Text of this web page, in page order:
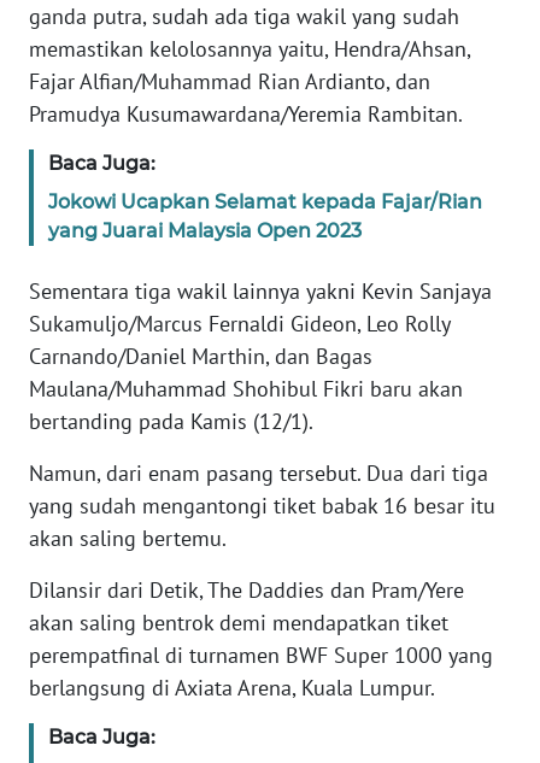
ganda putra, sudah ada tiga wakil yang sudah
memastikan kelolosannya yaitu, Hendra/Ahsan,
Fajar Alfian/Muhammad Rian Ardianto, dan
Pramudya Kusumawardana/Yeremia Rambitan.
Baca Juga:
Jokowi Ucapkan Selamat kepada Fajar/Rian
yang Juarai Malaysia Open 2023
Sementara tiga wakil lainnya yakni Kevin Sanjaya
Sukamuljo/Marcus Fernaldi Gideon, Leo Rolly
Carnando/Daniel Marthin, dan Bagas
Maulana/Muhammad Shohibul Fikri baru akan
bertanding pada Kamis (12/1).
Namun, dari enam pasang tersebut. Dua dari tiga
yang sudah mengantongi tiket babak 16 besar itu
akan saling bertemu.
Dilansir dari Detik, The Daddies dan Pram/Yere
akan saling bentrok demi mendapatkan tiket
perempatfinal di turnamen BWF Super 1000 yang
berlangsung di Axiata Arena, Kuala Lumpur.
Baca Juga:
INDEKS
BERITA
KONTAK
INFO
IKLAN
TENTANG
KAMI
PEDOMAN
MEDIA
SIBER
DISCLAIMER
Wahana
Regional